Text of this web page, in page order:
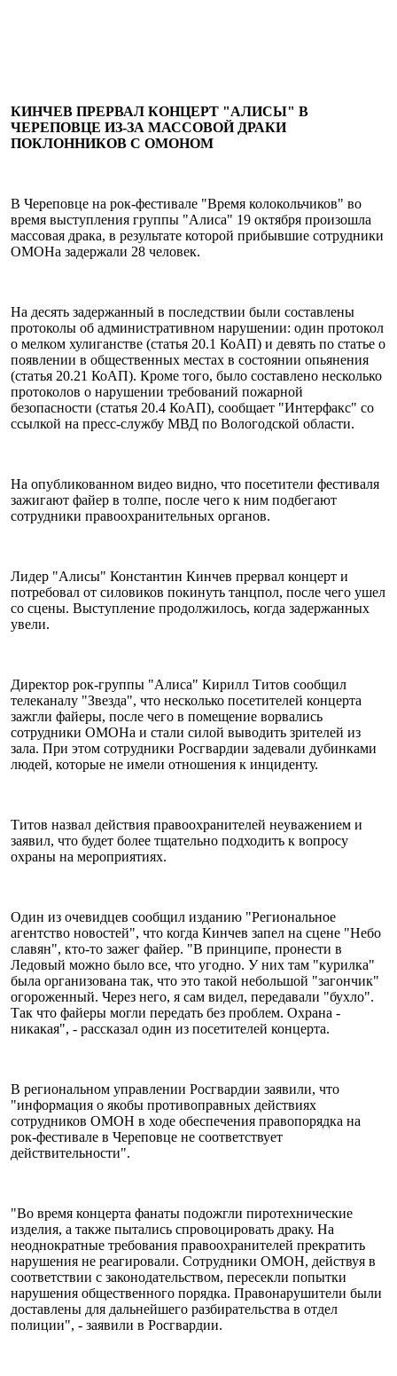
КИНЧЕВ ПРЕРВАЛ КОНЦЕРТ "АЛИСЫ" В
ЧЕРЕПОВЦЕ ИЗ-ЗА МАССОВОЙ ДРАКИ
ПОКЛОННИКОВ С ОМОНОМ
В Череповце на рок-фестивале "Время колокольчиков" во
время выступления группы "Алиса" 19 октября произошла
массовая драка, в результате которой прибывшие сотрудники
ОМОНа задержали 28 человек.
На десять задержанный в последствии были составлены
протоколы об административном нарушении: один протокол
о мелком хулиганстве (статья 20.1 КоАП) и девять по статье о
появлении в общественных местах в состоянии опьянения
(статья 20.21 КоАП). Кроме того, было составлено несколько
протоколов о нарушении требований пожарной
безопасности (статья 20.4 КоАП), сообщает "Интерфакс" со
ссылкой на пресс-службу МВД по Вологодской области.
На опубликованном видео видно, что посетители фестиваля
зажигают файер в толпе, после чего к ним подбегают
сотрудники правоохранительных органов.
Лидер "Алисы" Константин Кинчев прервал концерт и
потребовал от силовиков покинуть танцпол, после чего ушел
со сцены. Выступление продолжилось, когда задержанных
увели.
Директор рок-группы "Алиса" Кирилл Титов сообщил
телеканалу "Звезда", что несколько посетителей концерта
зажгли файеры, после чего в помещение ворвались
сотрудники ОМОНа и стали силой выводить зрителей из
зала. При этом сотрудники Росгвардии задевали дубинками
людей, которые не имели отношения к инциденту.
Титов назвал действия правоохранителей неуважением и
заявил, что будет более тщательно подходить к вопросу
охраны на мероприятиях.
Один из очевидцев сообщил изданию "Региональное
агентство новостей", что когда Кинчев запел на сцене "Небо
славян", кто-то зажег файер. "В принципе, пронести в
Ледовый можно было все, что угодно. У них там "курилка"
была организована так, что это такой небольшой "загончик"
огороженный. Через него, я сам видел, передавали "бухло".
Так что файеры могли передать без проблем. Охрана -
никакая", - рассказал один из посетителей концерта.
В региональном управлении Росгвардии заявили, что
"информация о якобы противоправных действиях
сотрудников ОМОН в ходе обеспечения правопорядка на
рок-фестивале в Череповце не соответствует
действительности".
"Во время концерта фанаты подожгли пиротехнические
изделия, а также пытались спровоцировать драку. На
неоднократные требования правоохранителей прекратить
нарушения не реагировали. Сотрудники ОМОН, действуя в
соответствии с законодательством, пересекли попытки
нарушения общественного порядка. Правонарушители были
доставлены для дальнейшего разбирательства в отдел
полиции", - заявили в Росгвардии.